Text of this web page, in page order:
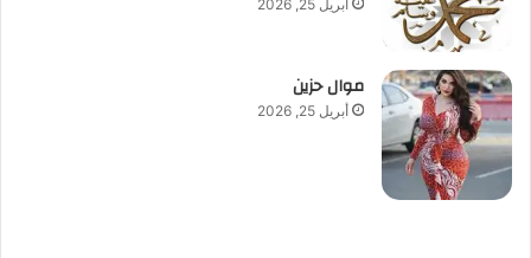
أبريل 25, 2026
موال حزين
أبريل 25, 2026